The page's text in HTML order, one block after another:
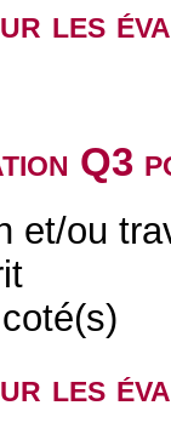
les
Q3
et/ou
les